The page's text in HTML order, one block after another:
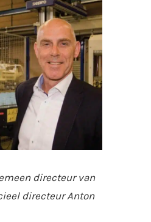
directeur van
directeur Anton